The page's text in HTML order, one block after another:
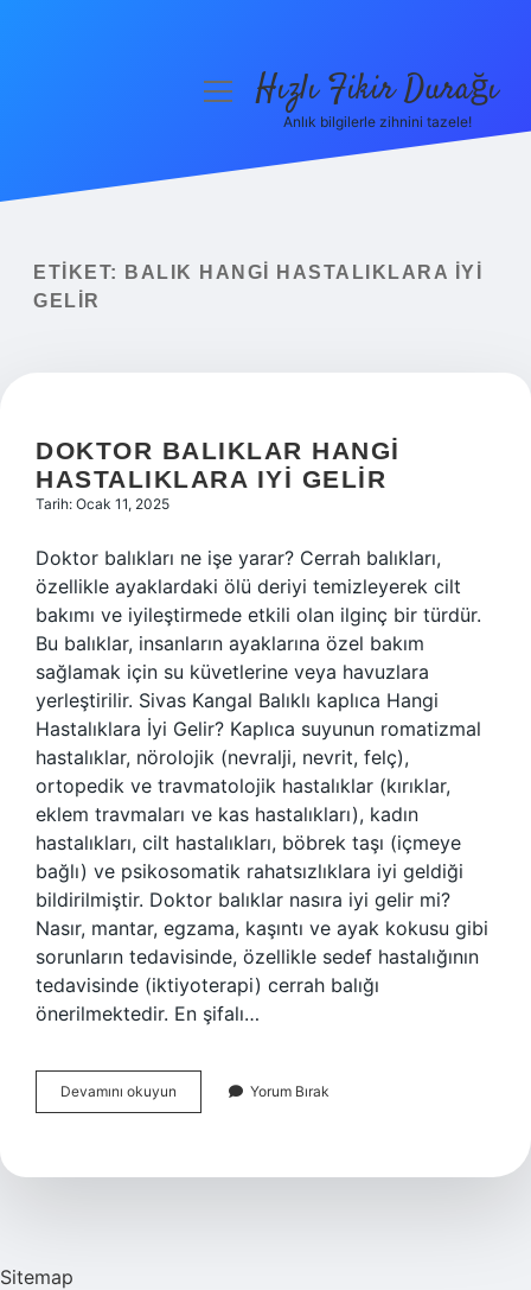
Yasal Uyarı
menüyüHızlı Fikir Durağı
Anlık bilgilerle zihnini tazele!
ETIKET:
BALIK HANGI HASTALIKLARA IYI
GELIR
DOKTOR BALIKLAR HANGI
HASTALIKLARA IYI GELIR
Tarih: Ocak 11, 2025
Doktor balıkları ne işe yarar? Cerrah balıkları,
özellikle ayaklardaki ölü deriyi temizleyerek cilt
bakımı ve iyileştirmede etkili olan ilginç bir türdür.
Bu balıklar, insanların ayaklarına özel bakım
sağlamak için su küvetlerine veya havuzlara
yerleştirilir. Sivas Kangal Balıklı kaplıca Hangi
Hastalıklara İyi Gelir? Kaplıca suyunun romatizmal
hastalıklar, nörolojik (nevralji, nevrit, felç),
ortopedik ve travmatolojik hastalıklar (kırıklar,
eklem travmaları ve kas hastalıkları), kadın
hastalıkları, cilt hastalıkları, böbrek taşı (içmeye
bağlı) ve psikosomatik rahatsızlıklara iyi geldiği
bildirilmiştir. Doktor balıklar nasıra iyi gelir mi?
Nasır, mantar, egzama, kaşıntı ve ayak kokusu gibi
sorunların tedavisinde, özellikle sedef hastalığının
tedavisinde (iktiyoterapi) cerrah balığı
önerilmektedir. En şifalı…
Devamını okuyun
Balıklar
Iyi
Yorum Bırak
Sitemap